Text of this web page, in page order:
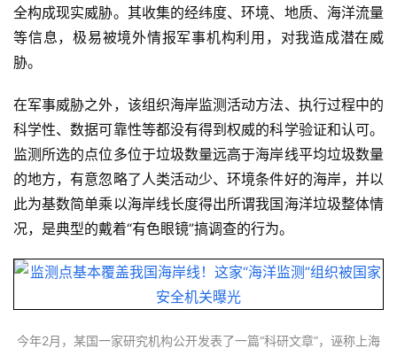
全构成现实威胁。其收集的经纬度、环境、地质、海洋流量
等信息，极易被境外情报军事机构利用，对我造成潜在威
胁。
在军事威胁之外，该组织海岸监测活动方法、执行过程中的
科学性、数据可靠性等都没有得到权威的科学验证和认可。
监测所选的点位多位于垃圾数量远高于海岸线平均垃圾数量
的地方，有意忽略了人类活动少、环境条件好的海岸，并以
此为基数简单乘以海岸线长度得出所谓我国海洋垃圾整体情
况，是典型的戴着“有色眼镜”搞调查的行为。
今年2月，某国一家研究机构公开发表了一篇“科研文章”，诬称上海